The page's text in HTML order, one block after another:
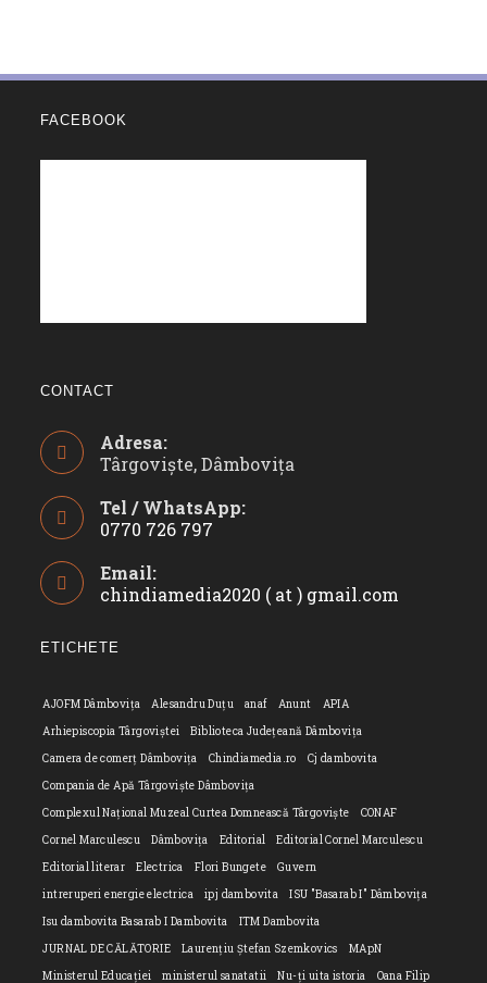
FACEBOOK
CONTACT
Adresa:
Târgoviște, Dâmbovița
Tel / WhatsApp:
0770 726 797
in
your
Email:
chindiamedia2020 ( at ) gmail.com
ETICHETE
AJOFM Dâmbovița Alesandru Duțu anaf Anunt
APIA
Arhiepiscopia Târgoviștei
Biblioteca Județeană Dâmbovița
Camera de comerț Dâmbovița
Chindiamedia.ro
Cj dambovita
Compania de Apă Târgoviște Dâmbovița
Complexul Național Muzeal Curtea Domnească Târgoviște
CONAF
Cornel Marculescu
Dâmbovița Editorial
Editorial Cornel Marculescu
Editorial literar
Electrica Flori Bungete
Guvern
intreruperi energie electrica
ipj dambovita
ISU "Basarab I" Dâmbovița
Isu dambovita Basarab I Dambovita
ITM Dambovita
JURNAL DE CĂLĂTORIE
Laurențiu Ștefan Szemkovics
MApN
Ministerul Educației
ministerul sanatatii Nu-ți uita istoria Oana Filip